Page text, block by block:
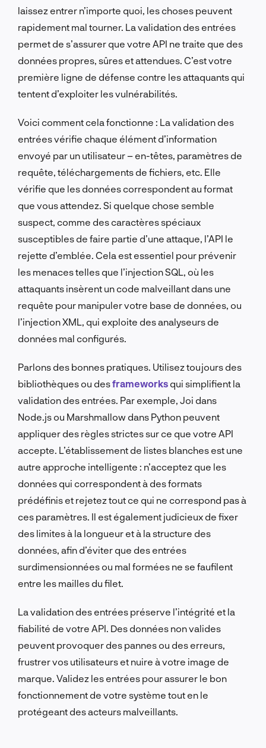
laissez entrer n’importe quoi, les choses peuvent
rapidement mal tourner. La validation des entrées
permet de s’assurer que votre API ne traite que des
données propres, sûres et attendues. C’est votre
première ligne de défense contre les attaquants qui
tentent d’exploiter les vulnérabilités.
Voici comment cela fonctionne : La validation des
entrées vérifie chaque élément d’information
envoyé par un utilisateur – en-têtes, paramètres de
requête, téléchargements de fichiers, etc. Elle
vérifie que les données correspondent au format
que vous attendez. Si quelque chose semble
suspect, comme des caractères spéciaux
susceptibles de faire partie d’une attaque, l’API le
rejette d’emblée. Cela est essentiel pour prévenir
les menaces telles que l’injection SQL, où les
attaquants insèrent un code malveillant dans une
requête pour manipuler votre base de données, ou
l’injection XML, qui exploite des analyseurs de
données mal configurés.
Parlons des bonnes pratiques. Utilisez toujours des
bibliothèques ou desframeworks qui simplifient la
validation des entrées. Par exemple, Joi dans
Node.js ou Marshmallow dans Python peuvent
appliquer des règles strictes sur ce que votre API
accepte. L’établissement de listes blanches est une
autre approche intelligente : n’acceptez que les
données qui correspondent à des formats
prédéfinis et rejetez tout ce qui ne correspond pas à
ces paramètres. Il est également judicieux de fixer
des limites à la longueur et à la structure des
données, afin d’éviter que des entrées
surdimensionnées ou mal formées ne se faufilent
entre les mailles du filet.
La validation des entrées préserve l’intégrité et la
fiabilité de votre API. Des données non valides
peuvent provoquer des pannes ou des erreurs,
frustrer vos utilisateurs et nuire à votre image de
marque. Validez les entrées pour assurer le bon
fonctionnement de votre système tout en le
protégeant des acteurs malveillants.